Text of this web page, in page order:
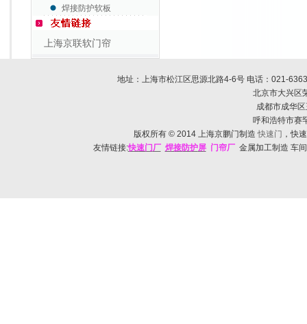
焊接防护软板
上海京联软门帘
地址：上海市松江区思源北路4-6号 电话： 021-
北京市大兴区
成都市成华区
呼和浩特市赛
版权所有 © 2014 上海京鹏门制造 快速门 ，快
友情链接:快速门 厂 焊接防护屏 门帘厂 金属加工制造 车